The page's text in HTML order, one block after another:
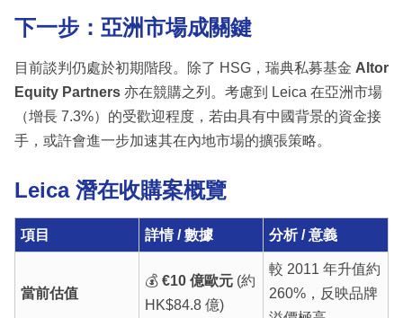
下一步：亞洲市場成關鍵
目前談判仍處於初期階段。除了 HSG，瑞典私募基金 Altor
Equity Partners 亦在競購之列。考慮到 Leica 在亞洲市場
（增長 7.3%）的受歡迎程度，若由具有中國背景的資金接
手，或許會進一步加速其在內地市場的擴張策略。
Leica 潛在收購案概覽
項目 詳情 / 數據 分析 / 意義
當前估值
💰 €10 億歐元(約
HK$84.8 億)
較 2011 年升值約
260%，反映品牌